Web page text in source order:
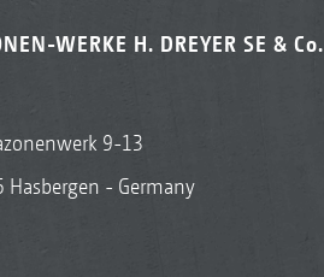
WERKE H. DREYER SE & Co.
9-13
Hasbergen - Germany